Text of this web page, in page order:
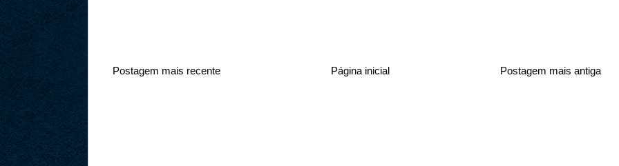
Postagem mais recente Postagem mais antiga
Página inicial